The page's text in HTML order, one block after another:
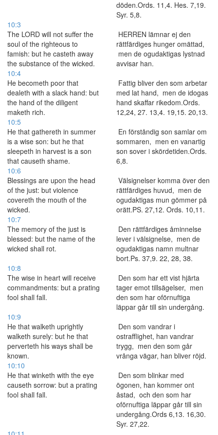
döden.Ords. 11,4. Hes. 7,19.
Syr. 5,8.
10:3
The LORD will not suffer the
soul of the righteous to
famish: but he casteth away
the substance of the wicked.
HERREN lämnar ej den
rättfärdiges hunger omättad,
men de ogudaktigas lystnad
avvisar han.
10:4
He becometh poor that
dealeth with a slack hand: but
the hand of the diligent
maketh rich.
Fattig bliver den som arbetar
med lat hand, men de idogas
hand skaffar rikedom.Ords.
12,24, 27. 13,4. 19,15. 20,13.
10:5
He that gathereth in summer
is a wise son: but he that
sleepeth in harvest is a son
that causeth shame.
En förståndig son samlar om
sommaren, men en vanartig
son sover i skördetiden.Ords.
6,8.
10:6
Blessings are upon the head
of the just: but violence
covereth the mouth of the
wicked.
Välsignelser komma över den
rättfärdiges huvud, men de
ogudaktigas mun gömmer på
orätt.PS. 27,12. Ords. 10,11.
10:7
The memory of the just is
blessed: but the name of the
wicked shall rot.
Den rättfärdiges åminnelse
lever i välsignelse, men de
ogudaktigas namn multnar
bort.Ps. 37,9. 22, 28, 38.
10:8
The wise in heart will receive
commandments: but a prating
fool shall fall.
Den som har ett vist hjärta
tager emot tillsägelser, men
den som har oförnuftiga
läppar går till sin undergång.
10:9
He that walketh uprightly
walketh surely: but he that
perverteth his ways shall be
known.
Den som vandrar i
ostrafflighet, han vandrar
trygg, men den som går
vrånga vägar, han bliver röjd.
10:10
He that winketh with the eye
causeth sorrow: but a prating
fool shall fall.
Den som blinkar med
ögonen, han kommer ont
åstad, och den som har
oförnuftiga läppar går till sin
undergång.Ords 6,13. 16,30.
Syr. 27,22.